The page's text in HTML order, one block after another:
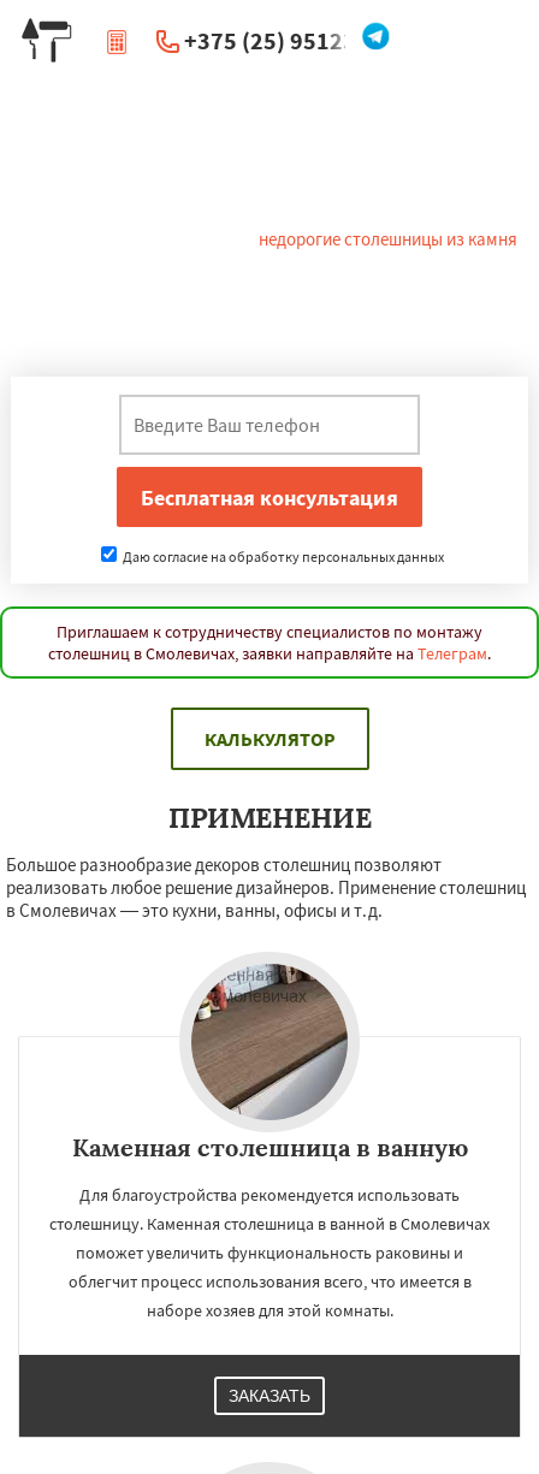
+375 (25) 951234
недорогие столешницы из камня
Даю согласие на обработку персональных данных
Приглашаем к сотрудничеству специалистов по монтажу
столешниц в Смолевичах, заявки направляйте на Телеграм.
КАЛЬКУЛЯТОР
ПРИМЕНЕНИЕ
Большое разнообразие декоров столешниц позволяют
реализовать любое решение дизайнеров. Применение столешниц
в Смолевичах — это кухни, ванны, офисы и т.д.
Каменная столешница в ванную
Для благоустройства рекомендуется использовать
столешницу. Каменная столешница в ванной в Смолевичах
поможет увеличить функциональность раковины и
облегчит процесс использования всего, что имеется в
наборе хозяев для этой комнаты.
ЗАКАЗАТЬ